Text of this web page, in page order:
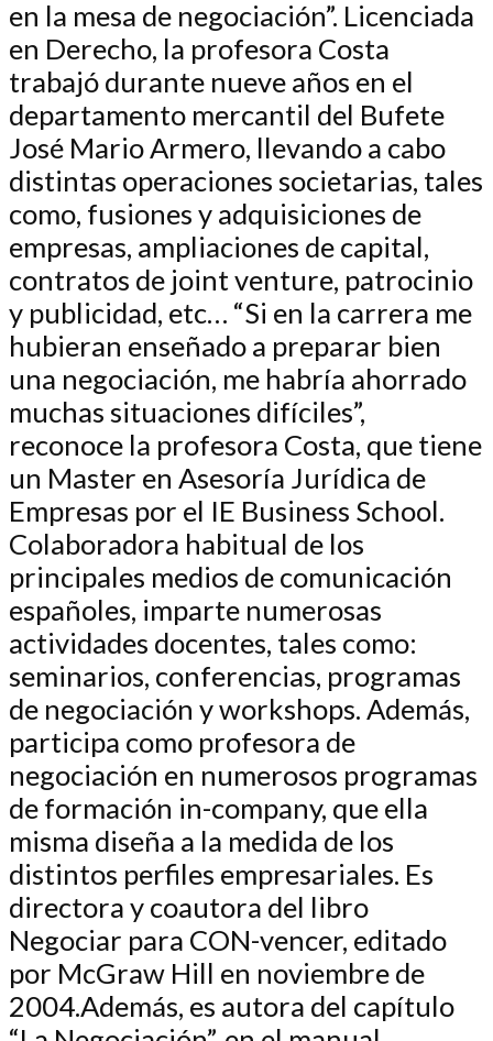
en la mesa de negociación”. Licenciada
en Derecho, la profesora Costa
trabajó durante nueve años en el
departamento mercantil del Bufete
José Mario Armero, llevando a cabo
distintas operaciones societarias, tales
como, fusiones y adquisiciones de
empresas, ampliaciones de capital,
contratos de joint venture, patrocinio
y publicidad, etc… “Si en la carrera me
hubieran enseñado a preparar bien
una negociación, me habría ahorrado
muchas situaciones difíciles”,
reconoce la profesora Costa, que tiene
un Master en Asesoría Jurídica de
Empresas por el IE Business School.
Colaboradora habitual de los
principales medios de comunicación
españoles, imparte numerosas
actividades docentes, tales como:
seminarios, conferencias, programas
de negociación y workshops. Además,
participa como profesora de
negociación en numerosos programas
de formación in-company, que ella
misma diseña a la medida de los
distintos perfiles empresariales. Es
directora y coautora del libro
Negociar para CON-vencer, editado
por McGraw Hill en noviembre de
2004.Además, es autora del capítulo